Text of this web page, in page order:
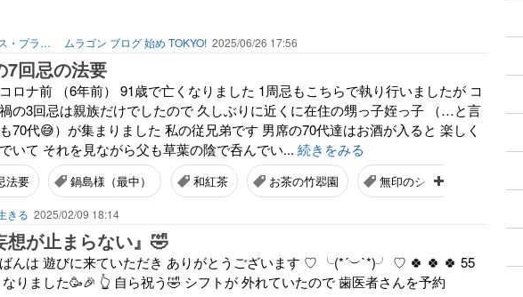
TAKAさん プラズマ宇宙論・リゾナンス・プランナー ムラゴン ブログ 始め TOKYO! 2025/06/26 17:56
7回忌の法要
ロナ前 （6年前） 91歳で亡くなりました 1周忌もこちらで執り行いましたが コ
の3回忌は親族だけでしたので 久しぶりに近くに在住の甥っ子姪っ子 （…と言
70代😅）が集まりました 私の従兄弟です 男席の70代達はお酒が入ると 楽しく
いて それを見ながら父も草葉の陰で呑んでい... 続きをみる
法要 鍋島様（最中） 和紅茶 お茶の竹翆園 無印のシャンパーニュチョコ
きる 2025/02/09 18:14
想が止まらない』🤣
んは 遊びに来ていただき ありがとうございます ♡ ╰⁠(⁠*⁠´⁠︶⁠`⁠*⁠)⁠╯ ♡ 🍀 🍀 🍀 55
りました🥳🎉 👆 自ら祝う🤣 シフトが 外れていたので 歯医者さんを予約